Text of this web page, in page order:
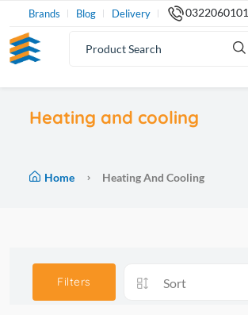
Brands Blog Delivery 0322060101
Heating and cooling
Home Heating And Cooling
Filters